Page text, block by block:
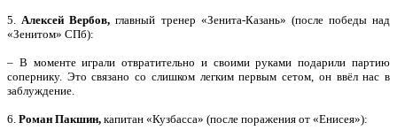
5.Алексей Вербов, главный тренер «Зенита-Казань» (после победы над
«Зенитом» СПб):
– В моменте играли отвратительно и своими руками подарили партию
сопернику. Это связано со слишком легким первым сетом, он ввёл нас в
заблуждение.
6. Роман Пакшин, капитан «Кузбасса» (после поражения от «Енисея»):